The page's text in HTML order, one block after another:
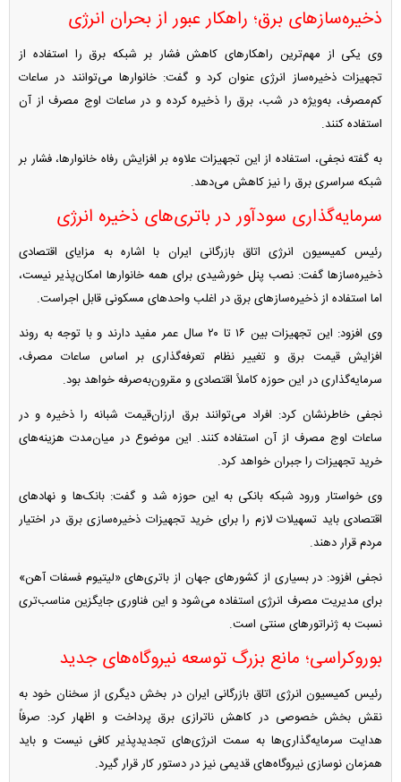
ذخیره‌ساز‌های برق؛ راهکار عبور از بحران انرژی
وی یکی از مهم‌ترین راهکار‌های کاهش فشار بر شبکه برق را استفاده از
تجهیزات ذخیره‌ساز انرژی عنوان کرد و گفت: خانوار‌ها می‌توانند در ساعات
کم‌مصرف، به‌ویژه در شب، برق را ذخیره کرده و در ساعات اوج مصرف از آن
استفاده کنند.
به گفته نجفی، استفاده از این تجهیزات علاوه بر افزایش رفاه خانوارها، فشار بر
شبکه سراسری برق را نیز کاهش می‌دهد.
سرمایه‌گذاری سودآور در باتری‌های ذخیره انرژی
رئیس کمیسیون انرژی اتاق بازرگانی ایران با اشاره به مزایای اقتصادی
ذخیره‌ساز‌ها گفت: نصب پنل خورشیدی برای همه خانوار‌ها امکان‌پذیر نیست،
اما استفاده از ذخیره‌ساز‌های برق در اغلب واحد‌های مسکونی قابل اجراست.
وی افزود: این تجهیزات بین ۱۶ تا ۲۰ سال عمر مفید دارند و با توجه به روند
افزایش قیمت برق و تغییر نظام تعرفه‌گذاری بر اساس ساعات مصرف،
سرمایه‌گذاری در این حوزه کاملاً اقتصادی و مقرون‌به‌صرفه خواهد بود.
نجفی خاطرنشان کرد: افراد می‌توانند برق ارزان‌قیمت شبانه را ذخیره و در
ساعات اوج مصرف از آن استفاده کنند. این موضوع در میان‌مدت هزینه‌های
خرید تجهیزات را جبران خواهد کرد.
وی خواستار ورود شبکه بانکی به این حوزه شد و گفت: بانک‌ها و نهاد‌های
اقتصادی باید تسهیلات لازم را برای خرید تجهیزات ذخیره‌سازی برق در اختیار
مردم قرار دهند.
نجفی افزود: در بسیاری از کشور‌های جهان از باتری‌های «لیتیوم فسفات آهن»
برای مدیریت مصرف انرژی استفاده می‌شود و این فناوری جایگزین مناسب‌تری
نسبت به ژنراتور‌های سنتی است.
بوروکراسی؛ مانع بزرگ توسعه نیروگاه‌های جدید
رئیس کمیسیون انرژی اتاق بازرگانی ایران در بخش دیگری از سخنان خود به
نقش بخش خصوصی در کاهش ناترازی برق پرداخت و اظهار کرد: صرفاً
هدایت سرمایه‌گذاری‌ها به سمت انرژی‌های تجدیدپذیر کافی نیست و باید
همزمان نوسازی نیروگاه‌های قدیمی نیز در دستور کار قرار گیرد.